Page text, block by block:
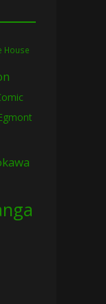
House